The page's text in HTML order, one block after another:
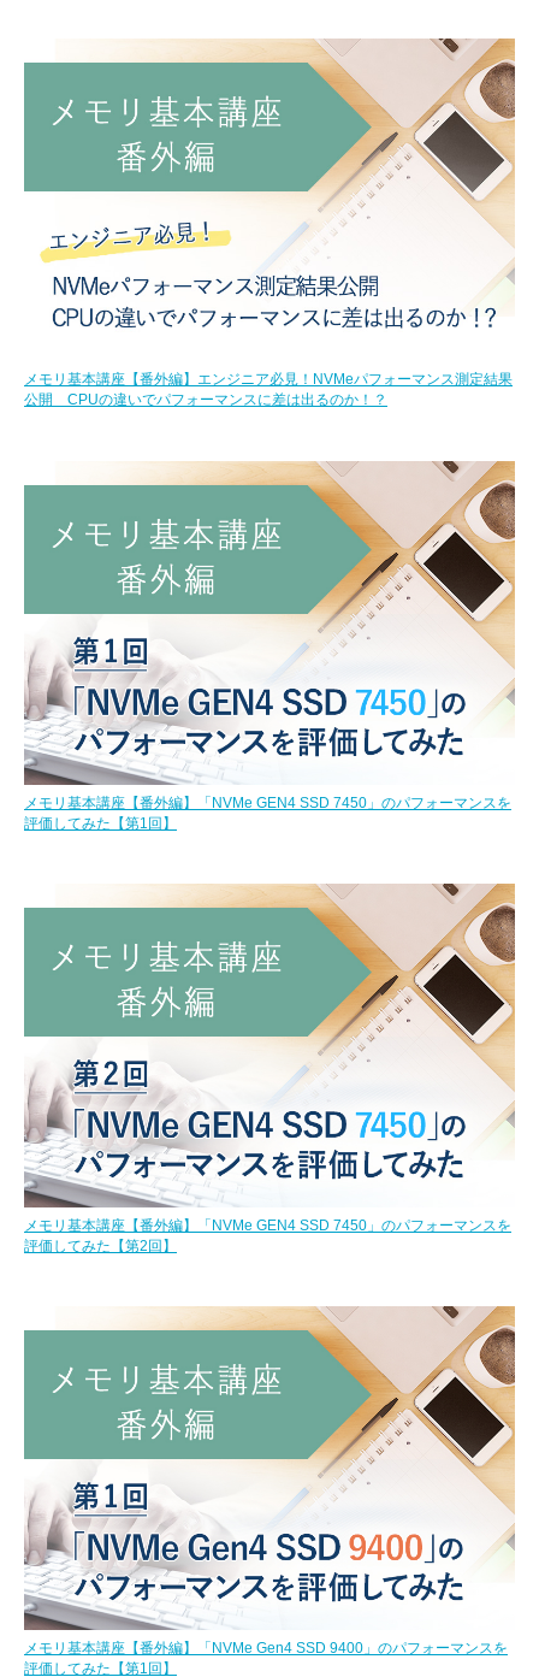
メモリ基本講座【番外編】エンジニア必見！NVMeパフォーマンス測定結果
公開 CPUの違いでパフォーマンスに差は出るのか！？
メモリ基本講座【番外編】「NVMe GEN4 SSD 7450」のパフォーマンスを
評価してみた【第1回】
メモリ基本講座【番外編】「NVMe GEN4 SSD 7450」のパフォーマンスを
評価してみた【第2回】
メモリ基本講座【番外編】「NVMe Gen4 SSD 9400」のパフォーマンスを
評価してみた【第1回】